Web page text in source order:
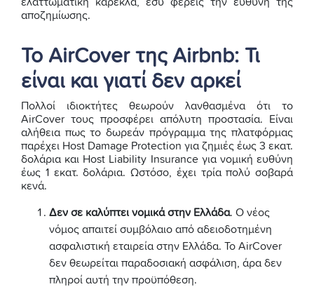
ελαττωματική καρέκλα, εσύ φέρεις την ευθύνη της
αποζημίωσης.
Το AirCover της Airbnb: Τι
είναι και γιατί δεν αρκεί
Πολλοί ιδιοκτήτες θεωρούν λανθασμένα ότι το
AirCover τους προσφέρει απόλυτη προστασία. Είναι
αλήθεια πως το δωρεάν πρόγραμμα της πλατφόρμας
παρέχει Host Damage Protection για ζημιές έως 3 εκατ.
δολάρια και Host Liability Insurance για νομική ευθύνη
έως 1 εκατ. δολάρια. Ωστόσο, έχει τρία πολύ σοβαρά
κενά.
Δεν σε καλύπτει νομικά στην Ελλάδα. Ο νέος
νόμος απαιτεί συμβόλαιο από αδειοδοτημένη
ασφαλιστική εταιρεία στην Ελλάδα. Το AirCover
δεν θεωρείται παραδοσιακή ασφάλιση, άρα δεν
πληροί αυτή την προϋπόθεση.